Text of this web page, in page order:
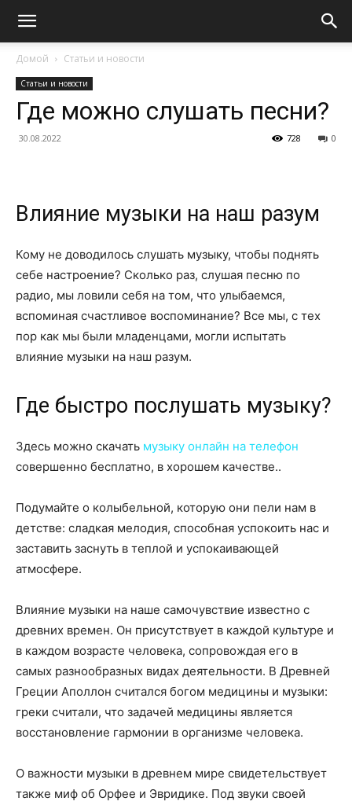
Домой Статьи и новости
Статьи и новости
Где можно слушать песни?
30.08.2022 0
728
Влияние музыки на наш разум
Кому не доводилось слушать музыку, чтобы поднять
себе настроение? Сколько раз, слушая песню по
радио, мы ловили себя на том, что улыбаемся,
вспоминая счастливое воспоминание? Все мы, с тех
пор как мы были младенцами, могли испытать
влияние музыки на наш разум.
Где быстро послушать музыку?
Здесь можно скачать музыку онлайн на телефон
совершенно бесплатно, в хорошем качестве..
Подумайте о колыбельной, которую они пели нам в
детстве: сладкая мелодия, способная успокоить нас и
заставить заснуть в теплой и успокаивающей
атмосфере.
Влияние музыки на наше самочувствие известно с
древних времен. Он присутствует в каждой культуре и
в каждом возрасте человека, сопровождая его в
самых разнообразных видах деятельности. В Древней
Греции Аполлон считался богом медицины и музыки:
греки считали, что задачей медицины является
восстановление гармонии в организме человека.
О важности музыки в древнем мире свидетельствует
также миф об Орфее и Эвридике. Под звуки своей